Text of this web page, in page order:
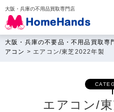
大阪・兵庫の不用品買取専門店
大阪・兵庫の不要品・不用品買取専
アコン > エアコン/東芝2022年製
エアコン/